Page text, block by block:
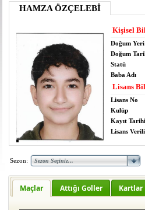
HAMZA ÖZÇELEBİ
Kişisel
Doğum Yeri
Doğum
Statü
Baba Adı
Lisans
Lisans No
Kulüp
Kayıt Tarihi
Lisans
Sezon:
Maçlar Attığı Goller Kartlar